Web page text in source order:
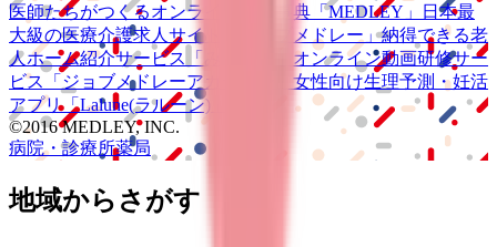
医師たちがつくるオンライン医療事典 「MEDLEY」
日本最
大級の医療介護求人サイト 「ジョブメドレー」納得できる老
人ホーム紹介サービス
「みんかい」 オンライン動画研修サー
ビス
「ジョブメドレーアカデミー」 女性向け生理予測・妊活
アプリ「Lalune(ラルーン)」
©2016 MEDLEY, INC.
病院・診療所薬局
地域からさがす